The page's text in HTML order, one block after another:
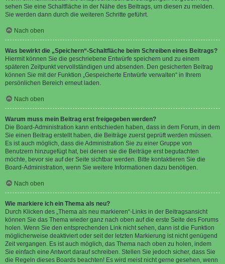
sehen Sie eine Schaltfläche in der Nähe des Beitrags, um diesen zu melden.
Sie werden dann durch die weiteren Schritte geführt.
Nach oben
Was bewirkt die „Speichern“-Schaltfläche beim Schreiben eines Beitrags?
Hiermit können Sie die geschriebene Entwürfe speichern und zu einem
späteren Zeitpunkt vervollständigen und absenden. Den gesicherten Beitrag
können Sie mit der Funktion „Gespeicherte Entwürfe verwalten“ in Ihrem
persönlichen Bereich erneut laden.
Nach oben
Warum muss mein Beitrag erst freigegeben werden?
Die Board-Administration kann entschieden haben, dass in dem Forum, in dem
Sie einen Beitrag erstellt haben, die Beiträge zuerst geprüft werden müssen.
Es ist auch möglich, dass die Administration Sie zu einer Gruppe von
Benutzern hinzugefügt hat, bei denen sie die Beiträge erst begutachten
möchte, bevor sie auf der Seite sichtbar werden. Bitte kontaktieren Sie die
Board-Administration, wenn Sie weitere Informationen dazu benötigen.
Nach oben
Wie markiere ich ein Thema als neu?
Durch Klicken des „Thema als neu markieren“-Links in der Beitragsansicht
können Sie das Thema wieder ganz nach oben auf die erste Seite des Forums
holen. Wenn Sie den entsprechenden Link nicht sehen, dann ist die Funktion
möglicherweise deaktiviert oder seit der letzten Markierung ist nicht genügend
Zeit vergangen. Es ist auch möglich, das Thema nach oben zu holen, indem
Sie einfach eine Antwort darauf schreiben. Stellen Sie jedoch sicher, dass Sie
die Regeln dieses Boards beachten! Es wird meist nicht gerne gesehen, wenn